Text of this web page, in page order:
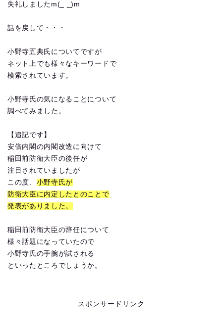
失礼しましたm(_ _)m
話を戻して・・・
小野寺五典氏についてですが
ネット上でも様々なキーワードで
検索されています。
小野寺氏の気になることについて
調べてみました。
【追記です】
安倍内閣の内閣改造に向けて
稲田前防衛大臣の後任が
注目されていましたが
この度、 小野寺氏が
防衛大臣に内定したとのことで
発表がありました。
稲田前防衛大臣の辞任について
様々話題になっていたので
小野寺氏の手腕が試される
といったところでしょうか。
スポンサードリンク